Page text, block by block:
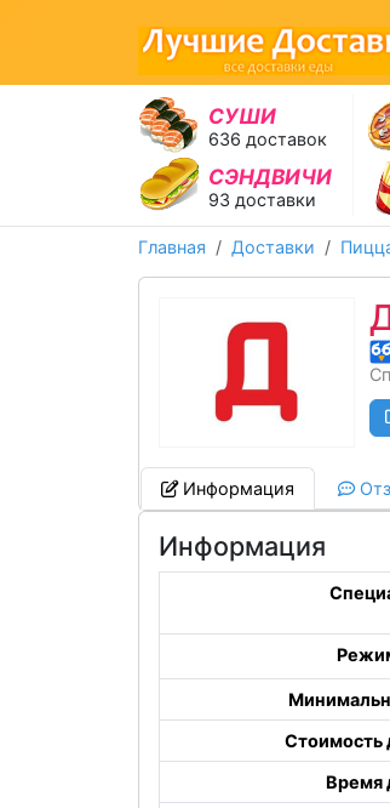
СУШИ
636 доставок
СЭНДВИЧИ
93 доставки
Главная Доставки
Информация
Информация
Стоимость
Время